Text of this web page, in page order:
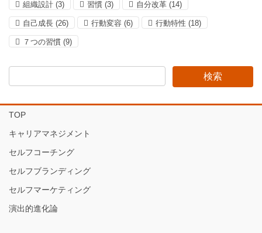
組織設計 (3) 習慣 (3) 自分改革 (14)
自己成長 (26) 行動変容 (6) 行動特性 (18)
７つの習慣 (9)
TOP
キャリアマネジメント
セルフコーチング
セルフブランディング
セルフマーケティング
演出的進化論